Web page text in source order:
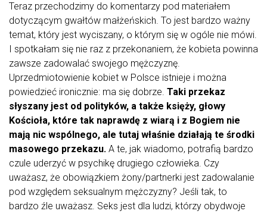
Teraz przechodzimy do komentarzy pod materiałem
dotyczącym gwałtów małżeńskich. To jest bardzo ważny
temat, który jest wyciszany, o którym się w ogóle nie mówi.
I spotkałam się nie raz z przekonaniem, że kobieta powinna
zawsze zadowalać swojego mężczyznę.
Uprzedmiotowienie kobiet w Polsce istnieje i można
powiedzieć ironicznie: ma się dobrze. Taki przekaz
słyszany jest od polityków, a także księży, głowy
Kościoła, które tak naprawdę z wiarą i z Bogiem nie
mają nic wspólnego, ale tutaj właśnie działają te środki
masowego przekazu. A te, jak wiadomo, potrafią bardzo
czule uderzyć w psychikę drugiego człowieka. Czy
uważasz, że obowiązkiem żony/partnerki jest zadowalanie
pod względem seksualnym mężczyzny? Jeśli tak, to
bardzo źle uważasz. Seks jest dla ludzi, którzy obydwoje